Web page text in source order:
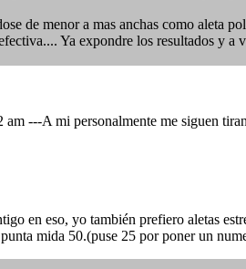
de menor a mas anchas como
Ya expondre los resultados y a
---A mi personalmente me siguen
en eso, yo también prefiero aletas
mida 50.(puse 25 por poner un